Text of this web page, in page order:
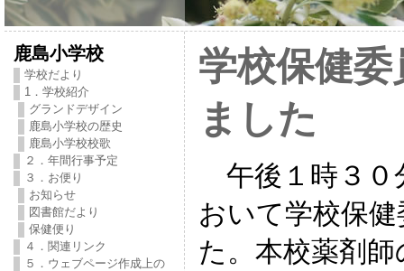
鹿島小学校
学校だより
1．学校紹介
グランドデザイン
鹿島小学校の歴史
鹿島小学校校歌
２．年間行事予定
３．お便り
お知らせ
図書館だより
保健便り
４．関連リンク
５．ウェブページ作成上の
学校保健
ました
午後１時３０
おいて学校保
た。本校薬剤